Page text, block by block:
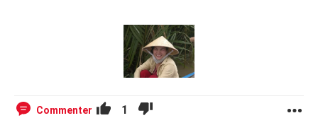
Commenter 1